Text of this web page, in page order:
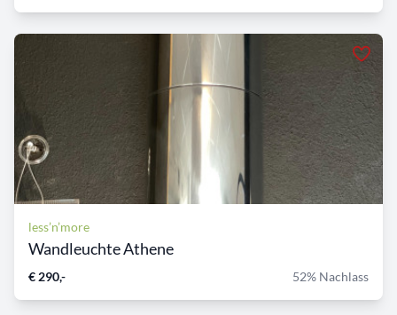
less’n’more
Wandleuchte Athene
€ 290,- 52% Nachlass